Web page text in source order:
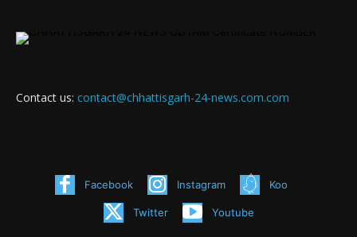
Contact us: contact@chhattisgarh-24-news.com.com
Facebook Instagram Koo
Twitter Youtube